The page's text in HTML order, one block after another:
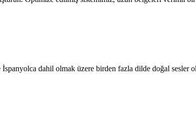
dahil olmak üzere birden fazla dilde doğal